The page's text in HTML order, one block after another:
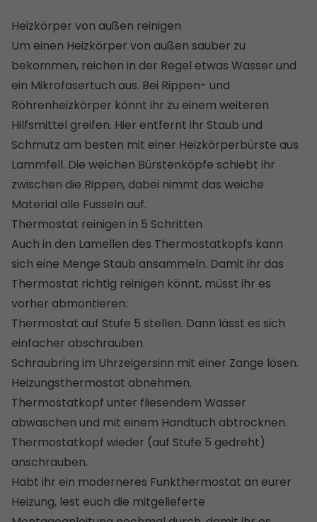
Heizkörper von außen reinigen
Um einen Heizkörper von außen sauber zu
bekommen, reichen in der Regel etwas Wasser und
ein Mikrofasertuch aus. Bei Rippen- und
Röhrenheizkörper könnt ihr zu einem weiteren
Hilfsmittel greifen. Hier entfernt ihr Staub und
Schmutz am besten mit einer Heizkörperbürste aus
Lammfell. Die weichen Bürstenköpfe schiebt ihr
zwischen die Rippen, dabei nimmt das weiche
Material alle Fusseln auf.
Thermostat reinigen in 5 Schritten
Auch in den Lamellen des Thermostatkopfs kann
sich eine Menge Staub ansammeln. Damit ihr das
Thermostat richtig reinigen könnt, müsst ihr es
vorher abmontieren:
Thermostat auf Stufe 5 stellen. Dann lässt es sich
einfacher abschrauben.
Schraubring im Uhrzeigersinn mit einer Zange lösen.
Heizungsthermostat abnehmen.
Thermostatkopf unter fliesendem Wasser
abwaschen und mit einem Handtuch abtrocknen.
Thermostatkopf wieder (auf Stufe 5 gedreht)
anschrauben.
Habt ihr ein moderneres Funkthermostat an eurer
Heizung, lest euch die mitgelieferte